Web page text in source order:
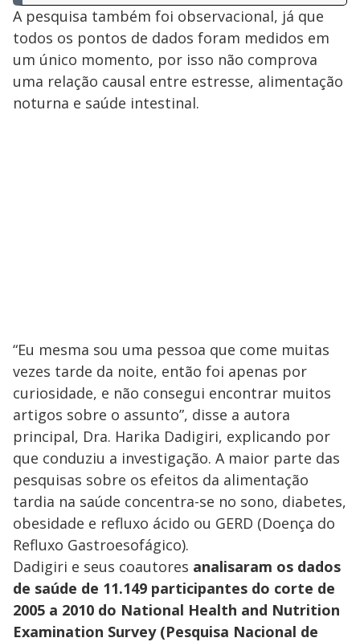
A pesquisa também foi observacional, já que
todos os pontos de dados foram medidos em
um único momento, por isso não comprova
uma relação causal entre estresse, alimentação
noturna e saúde intestinal.
“Eu mesma sou uma pessoa que come muitas
vezes tarde da noite, então foi apenas por
curiosidade, e não consegui encontrar muitos
artigos sobre o assunto”, disse a autora
principal, Dra. Harika Dadigiri, explicando por
que conduziu a investigação. A maior parte das
pesquisas sobre os efeitos da alimentação
tardia na saúde concentra-se no sono, diabetes,
obesidade e refluxo ácido ou GERD (Doença do
Refluxo Gastroesofágico).
Dadigiri e seus coautores analisaram os dados
de saúde de 11.149 participantes do corte de
2005 a 2010 do National Health and Nutrition
Examination Survey (Pesquisa Nacional de